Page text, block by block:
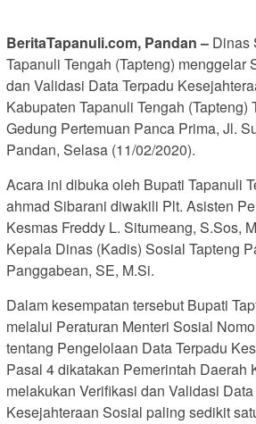
BeritaTapanuli.com, Pandan – Dinas
Tapanuli Tengah (Tapteng) menggelar
dan Validasi Data Terpadu
Kabupaten Tapanuli Tengah (Tapteng)
Gedung Pertemuan Panca Prima, Jl.
Pandan, Selasa (11/02/2020).
Acara ini dibuka oleh Bupati Tapanuli
ahmad Sibarani diwakili Plt. Asisten
Kesmas Freddy L. Situmeang, S.Sos,
Kepala Dinas (Kadis) Sosial Tapteng
Panggabean, SE, M.Si.
Dalam kesempatan tersebut Bupati
melalui Peraturan Menteri Sosial
tentang Pengelolaan Data Terpadu
Pasal 4 dikatakan Pemerintah Daerah
melakukan Verifikasi dan Validasi Data
Kesejahteraan Sosial paling sedikit